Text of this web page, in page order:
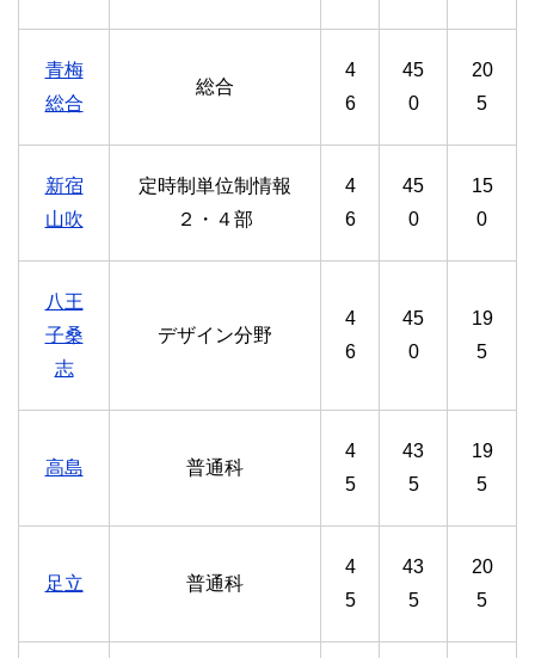
青梅
総合
総合
4
6
45
0
20
5
新宿
山吹
定時制単位制情報
２・４部
4
6
45
0
15
0
八王
子桑
志
デザイン分野
4
6
45
0
19
5
高島 普通科
4
5
43
5
19
5
足立 普通科
4
5
43
5
20
5